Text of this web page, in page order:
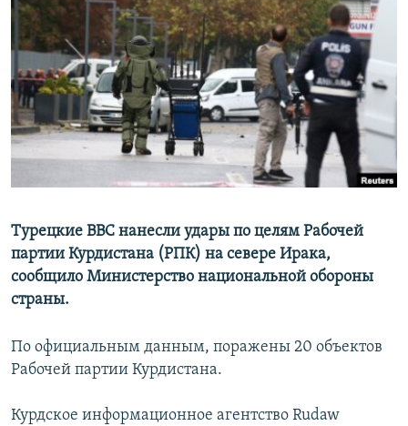
Турецкие ВВС нанесли удары по целям Рабочей
партии Курдистана (РПК) на севере Ирака,
сообщило Министерство национальной обороны
страны.
По официальным данным, поражены 20 объектов
Рабочей партии Курдистана.
Курдское информационное агентство Rudaw